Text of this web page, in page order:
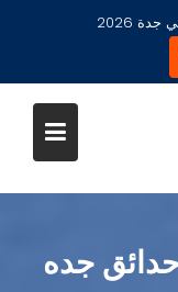
جديدة بجدة
جده